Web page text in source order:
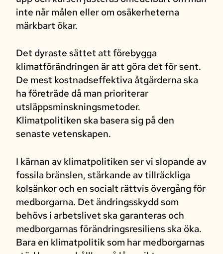
inte når målen eller om osäkerheterna
märkbart ökar.
Det dyraste sättet att förebygga
klimatförändringen är att göra det för sent.
De mest kostnadseffektiva åtgärderna ska
ha företräde då man prioriterar
utsläppsminskningsmetoder.
Klimatpolitiken ska basera sig på den
senaste vetenskapen.
I kärnan av klimatpolitiken ser vi slopande av
fossila bränslen, stärkande av tillräckliga
kolsänkor och en socialt rättvis övergång för
medborgarna. Det ändringsskydd som
behövs i arbetslivet ska garanteras och
medborgarnas förändringsresiliens ska öka.
Bara en klimatpolitik som har medborgarnas